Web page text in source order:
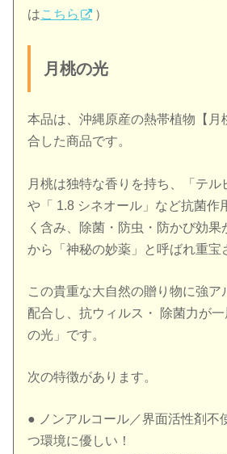
はこちら ）
月桃の光
本品は、沖縄原産の熱帯植物【月
合した商品です。
月桃は独特な香りを持ち、「テル
や「 1.8 シネオール」など抗菌作
く含み、除菌・防虫・防かび効果
から「神秘の妙薬」と呼ばれ重宝
この貴重な大自然の贈り物に強ア
配合し、抗ウィルス・ 除菌力が
の光」です。
次の特徴があります。
● ノンアルコール／界面活性剤不
つ環境に優しい！